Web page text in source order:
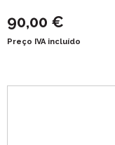
90,00 €
Preço IVA incluído